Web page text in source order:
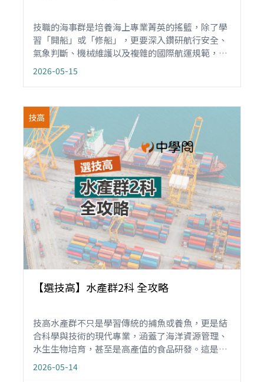
技職的海事群是培養海上專業菁英的搖籃，除了學
習「開船」或「修船」，更要深入鑽研航行安全、
氣象判斷、機械維護以及複雜的國際航運規範，成
為航運業的中堅力量。如果你嚮往大海、熱愛挑
戰，甚至夢想環遊世界，海事群將是一條讓你「從
2026-05-15
技高
【選技高】水產群2科 全攻略
技高水產群不只是學習傳統的捕魚或養魚，更是結
合科學與技術的現代專業，涵蓋了海洋資源管理、
水生生物培育，甚至是高產值的食品研發。這是一
個關乎海洋生態永續與全球糧食安全的重要領域，
如果你海洋充滿好奇，或者嚮往與水生動植物為
2026-05-14